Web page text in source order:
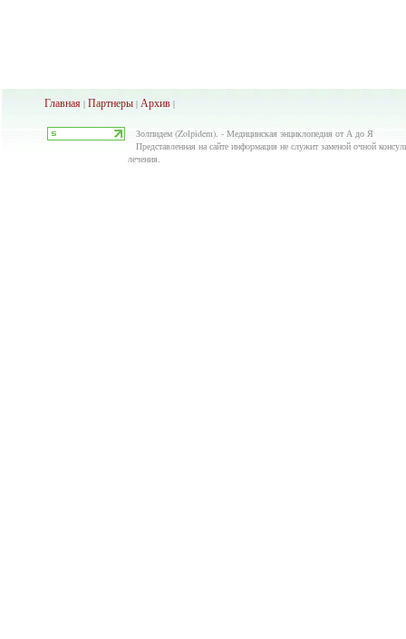
Главная | Партнеры | Архив |
Золпидем (Zolpidem). - Медицинская энциклопедия от А до Я
Представленная на сайте информация не служит заменой очной
лечения.